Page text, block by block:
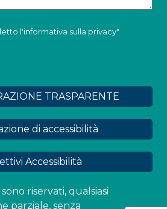
l'informativa sulla privacy"
TRASPARENTE
di accessibilità
Accessibilità
riservati, qualsiasi
parziale, senza